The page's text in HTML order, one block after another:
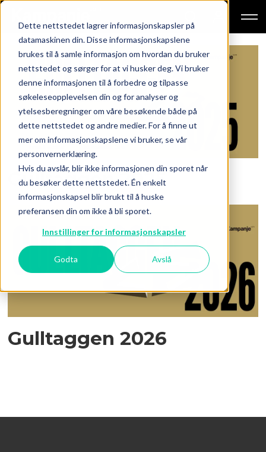
Dette nettstedet lagrer informasjonskapsler på
datamaskinen din. Disse informasjonskapslene
brukes til å samle informasjon om hvordan du bruker
nettstedet og sørger for at vi husker deg. Vi bruker
denne informasjonen til å forbedre og tilpasse
søkeleseopplevelsen din og for analyser og
ytelsesberegninger om våre besøkende både på
dette nettstedet og andre medier. For å finne ut
mer om informasjonskapslene vi bruker, se vår
personvernerklæring.
Hvis du avslår, blir ikke informasjonen din sporet når
du besøker dette nettstedet. Én enkelt
informasjonskapsel blir brukt til å huske
preferansen din om ikke å bli sporet.
Innstillinger for informasjonskapsler
Godta Avslå
Tag:
gulltaggen
Gulltaggen 2025
Gulltaggen 2026